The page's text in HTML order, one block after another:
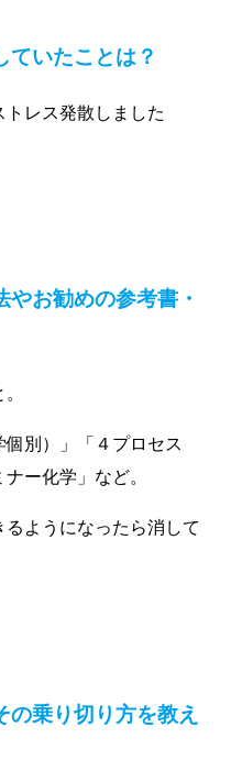
ていたことは？
レス発散しました
やお勧めの参考書・
個別）」「４プロセス
ー化学」など。
ようになったら消して
の乗り切り方を教え